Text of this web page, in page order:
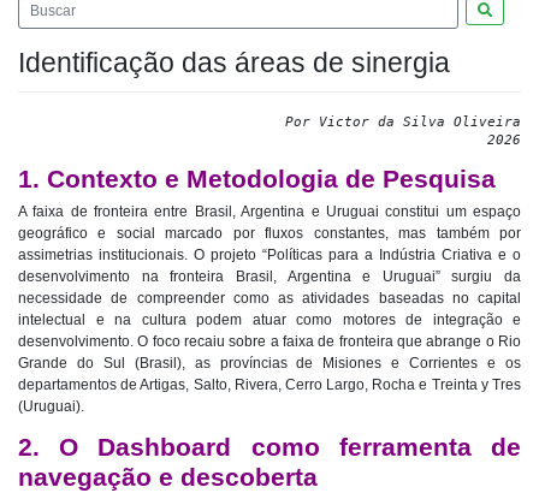
Identificação das áreas de sinergia
Por Victor da Silva Oliveira
2026
1. Contexto e Metodologia de Pesquisa
A faixa de fronteira entre Brasil, Argentina e Uruguai constitui um espaço
geográfico e social marcado por fluxos constantes, mas também por
assimetrias institucionais. O projeto “Políticas para a Indústria Criativa e o
desenvolvimento na fronteira Brasil, Argentina e Uruguai” surgiu da
necessidade de compreender como as atividades baseadas no capital
intelectual e na cultura podem atuar como motores de integração e
desenvolvimento. O foco recaiu sobre a faixa de fronteira que abrange o Rio
Grande do Sul (Brasil), as províncias de Misiones e Corrientes e os
departamentos de Artigas, Salto, Rivera, Cerro Largo, Rocha e Treinta y Tres
(Uruguai).
2. O Dashboard como ferramenta de
navegação e descoberta